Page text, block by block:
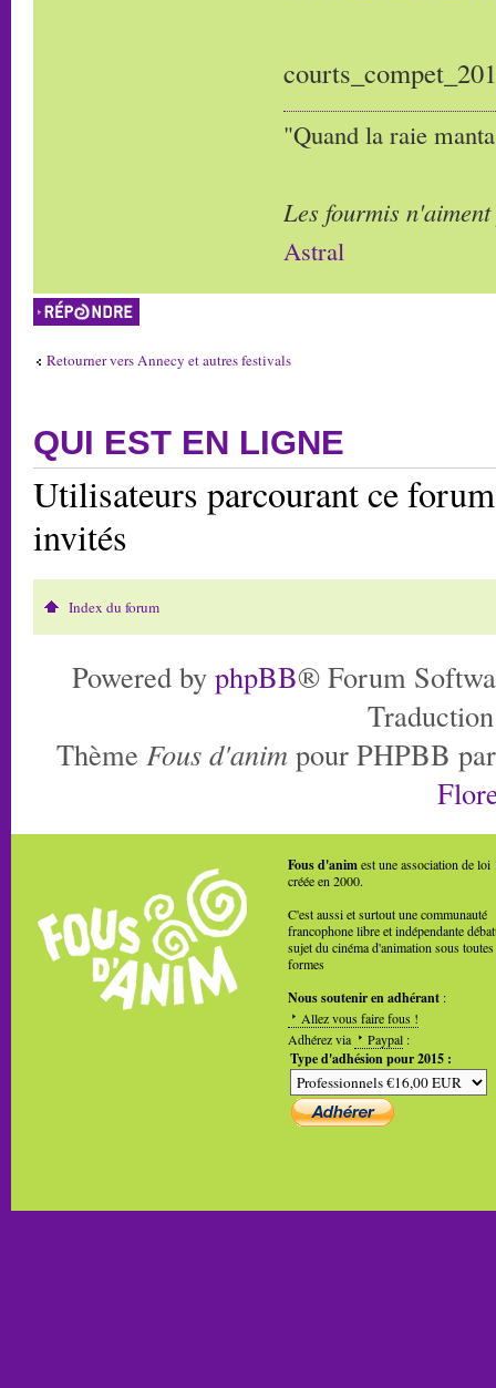
"Quand la raie
Les fourmis
Astral
Répondre
Retourner vers Annecy et autres festivals
QUI EST EN LIGNE
Utilisateurs parcourant ce
invités
Index du forum
Powered by phpBB® Forum
Thème Fous d'anim pour PHPBB
Fous d'animest une association de loi
créée en 2000.
C'est aussi et surtout une communauté
francophone libre et indépendante
sujet du cinéma d'animation sous toutes
formes
Nous soutenir en adhérant :
Allez vous faire fous !
Adhérez via
Paypal :
Type d'adhésion pour 2015 :